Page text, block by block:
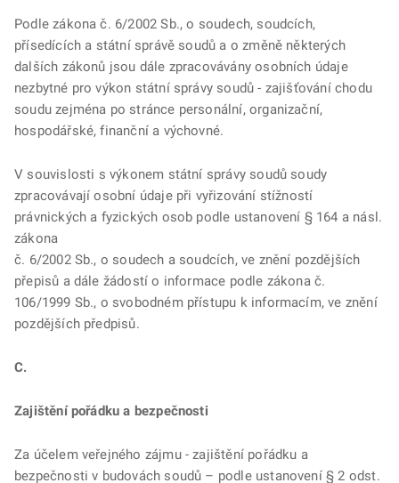
Podle zákona č. 6/2002 Sb., o soudech, soudcích,
přísedících a státní správě soudů a o změně některých
dalších zákonů jsou dále zpracovávány osobních údaje
nezbytné pro výkon státní správy soudů - zajišťování chodu
soudu zejména po stránce personální, organizační,
hospodářské, finanční a výchovné.
V souvislosti s výkonem státní správy soudů soudy
zpracovávají osobní údaje při vyřizování stížností
právnických a fyzických osob podle ustanovení § 164 a násl.
zákona
č. 6/2002 Sb., o soudech a soudcích, ve znění pozdějších
přepisů a dále žádostí o informace podle zákona č.
106/1999 Sb., o svobodném přístupu k informacím, ve znění
pozdějších předpisů.
C.
Zajištění pořádku a bezpečnosti
Za účelem veřejného zájmu - zajištění pořádku a
bezpečnosti v budovách soudů – podle ustanovení § 2 odst.